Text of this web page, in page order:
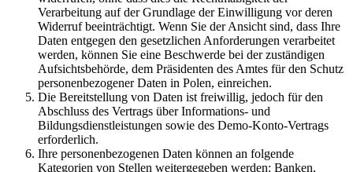
Verarbeitung auf der Grundlage der Einwilligung vor deren
Widerruf beeinträchtigt. Wenn Sie der Ansicht sind, dass Ihre
Daten entgegen den gesetzlichen Anforderungen verarbeitet
werden, können Sie eine Beschwerde bei der zuständigen
Aufsichtsbehörde, dem Präsidenten des Amtes für den Schutz
personenbezogener Daten in Polen, einreichen.
Die Bereitstellung von Daten ist freiwillig, jedoch für den
Abschluss des Vertrags über Informations- und
Bildungsdienstleistungen sowie des Demo-Konto-Vertrags
erforderlich.
Ihre personenbezogenen Daten können an folgende
Kategorien von Stellen weitergegeben werden: Banken,